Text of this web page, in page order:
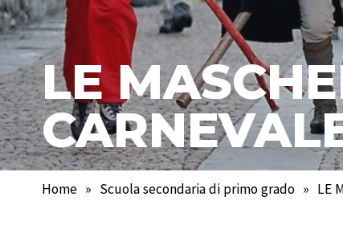
LE
Home » Scuola secondaria di primo grado » LE